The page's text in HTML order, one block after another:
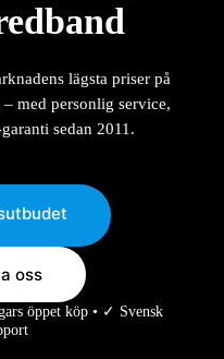
lägsta priser på
med personlig service,
sedan 2011.
oss
öppet köp • ✓ Svensk